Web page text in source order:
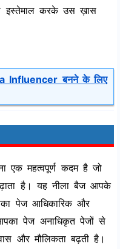
इस्तेमाल करके उस ख़ास
Influencer बनने के लिए
एक महत्वपूर्ण कदम है जो
है। यह नीला बैज आपके
पेज आधिकारिक और
पेज अनाधिकृत पेजों से
और मौलिकता बढ़ती है।